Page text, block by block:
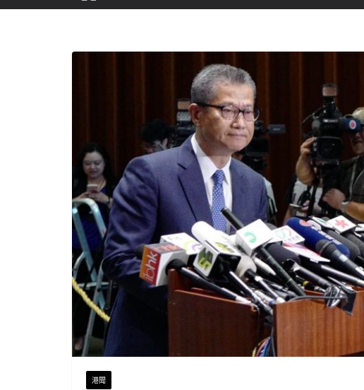
港聞